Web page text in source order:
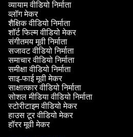
व्यायाम वीडियो निर्माता
व्लॉग मेकर
शैक्षिक वीडियो निर्माता
शॉर्ट फिल्म वीडियो मेकर
संगीतमय मूवी निर्माता
सजावट वीडियो निर्माता
समाचार वीडियो निर्माता
समीक्षा वीडियो निर्माता
साइ-फाई मूवी मेकर
साक्षात्कार वीडियो निर्माता
सोशल मीडिया वीडियो निर्माता
स्टोरीटाइम वीडियो मेकर
हाउस टूर वीडियो मेकर
हॉरर मूवी मेकर